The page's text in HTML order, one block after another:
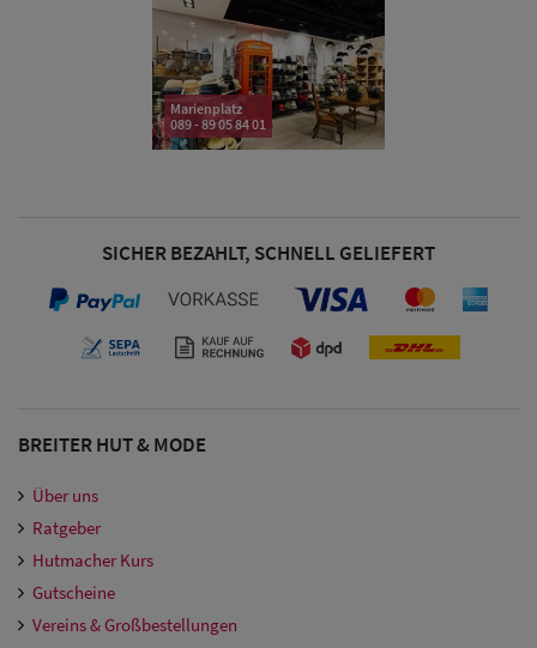
Snapback Caps
Damen Caps
Großgrößen
Marienplatz
089 - 89 05 84 01
SICHER BEZAHLT, SCHNELL GELIEFERT
BREITER HUT & MODE
Über uns
Ratgeber
Hutmacher Kurs
Gutscheine
Vereins & Großbestellungen